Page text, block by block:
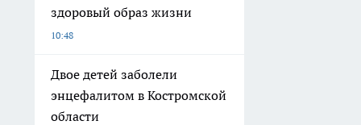
здоровый образ жизни
10:48
Двое детей заболели
энцефалитом в Костромской
области